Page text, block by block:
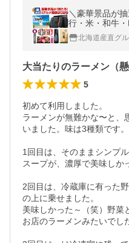
＼豪華景品が
行・米・和牛
h・AirPodsも
る .北海道グル
北海道産直グ
5
初めて利用しました。
ラーメンが無難かな〜と、
いました。味は3種類です。
1回目は、そのままシンプル
スープが、濃厚で美味しか
2回目は、冷蔵庫に有った
の上に乗せました。
美味しかった～（笑）野菜
お店のラーメンみたいでし